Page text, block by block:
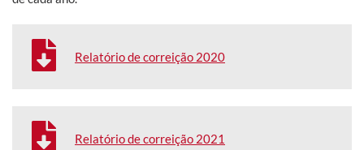
Relatório de correição 2020
Relatório de correição 2021